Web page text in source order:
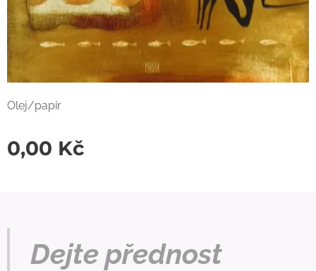
Olej/papír
0,00 Kč
Dejte přednost